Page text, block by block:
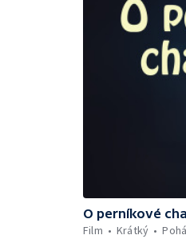
O perníkové
Film
Krátký